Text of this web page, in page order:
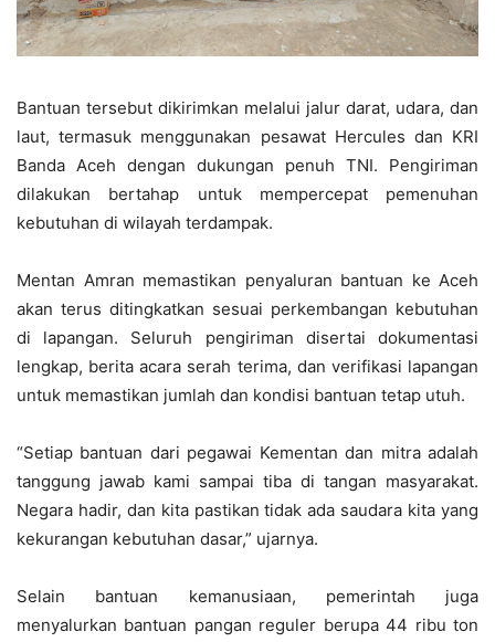
Bantuan tersebut dikirimkan melalui jalur darat, udara, dan
laut, termasuk menggunakan pesawat Hercules dan KRI
Banda Aceh dengan dukungan penuh TNI. Pengiriman
dilakukan bertahap untuk mempercepat pemenuhan
kebutuhan di wilayah terdampak.
Mentan Amran memastikan penyaluran bantuan ke Aceh
akan terus ditingkatkan sesuai perkembangan kebutuhan
di lapangan. Seluruh pengiriman disertai dokumentasi
lengkap, berita acara serah terima, dan verifikasi lapangan
untuk memastikan jumlah dan kondisi bantuan tetap utuh.
“Setiap bantuan dari pegawai Kementan dan mitra adalah
tanggung jawab kami sampai tiba di tangan masyarakat.
Negara hadir, dan kita pastikan tidak ada saudara kita yang
kekurangan kebutuhan dasar,” ujarnya.
Selain bantuan kemanusiaan, pemerintah juga
menyalurkan bantuan pangan reguler berupa 44 ribu ton